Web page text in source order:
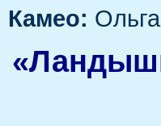
Камео: